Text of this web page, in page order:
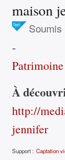
maison
Soumis
-
Patrimoine
À
http://
jennifer
Support : Captation